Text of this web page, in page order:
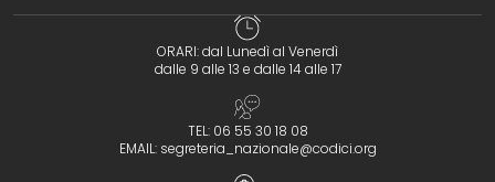
ORARI: dal Lunedì al Venerdì
dalle 9 alle 13 e dalle 14 alle 17
TEL: 06 55 30 18 08
EMAIL: segreteria_nazionale@codici.org